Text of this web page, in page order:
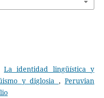
La identidad lingüística y
y diglosia ,Peruvian